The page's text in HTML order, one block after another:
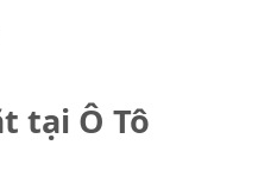
tại Ô Tô